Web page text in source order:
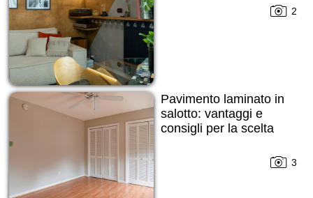
2
Pavimento laminato in
salotto: vantaggi e
consigli per la scelta
3